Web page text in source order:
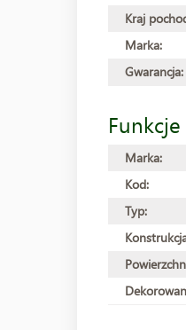
Kraj
Marka:
Gwarancja:
Funkcje
Marka:
Kod:
Typ: